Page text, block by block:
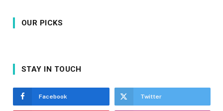
OUR PICKS
STAY IN TOUCH
Facebook Twitter